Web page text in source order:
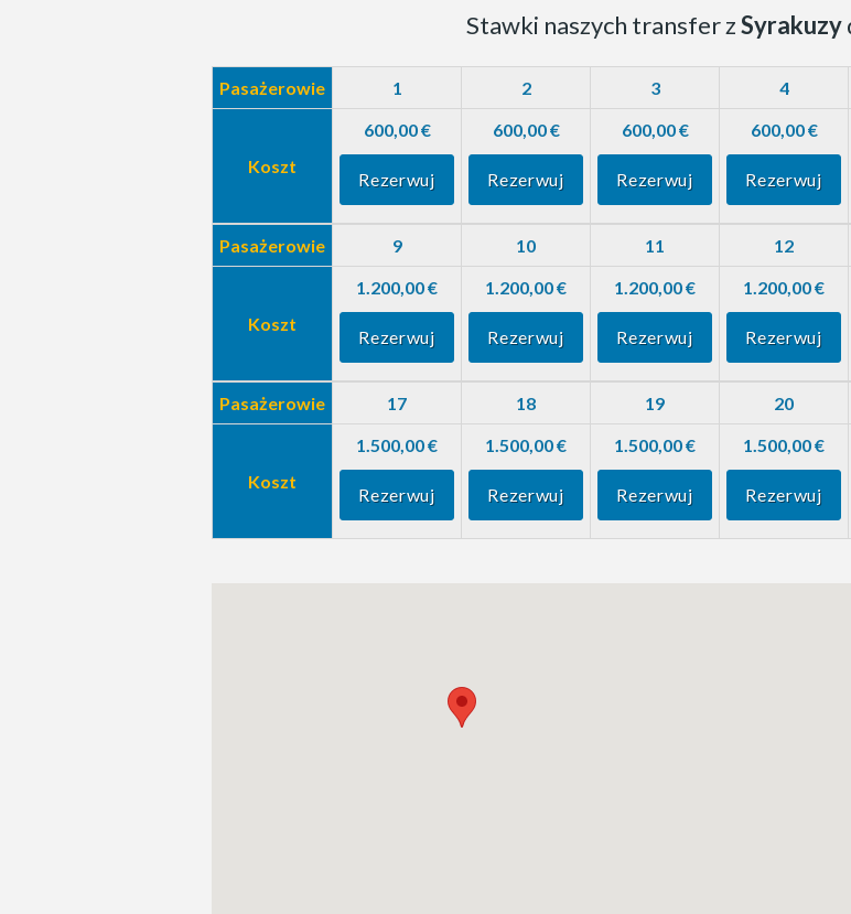
Stawki naszych transfer zSyrakuzy
Pasażerowie 1 2 3 4
Koszt
600,00 €
Rezerwuj
600,00 €
Rezerwuj
600,00 €
Rezerwuj
600,00 €
Rezerwuj
Pasażerowie 9 10 11 12
Koszt
1.200,00 €
Rezerwuj
1.200,00 €
Rezerwuj
1.200,00 €
Rezerwuj
1.200,00 €
Rezerwuj
Pasażerowie 17 18 19 20
Koszt
1.500,00 €
Rezerwuj
1.500,00 €
Rezerwuj
1.500,00 €
Rezerwuj
1.500,00 €
Rezerwuj